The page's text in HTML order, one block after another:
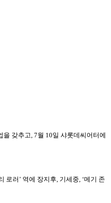
갖추고, 7월 10일 샤롯데씨어터에
로러’ 역에 장지후, 기세중, ‘메기 존